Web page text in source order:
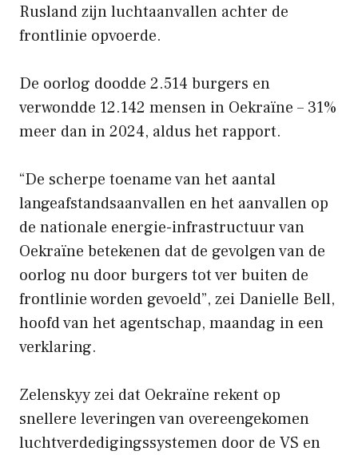
Rusland zijn luchtaanvallen achter de
frontlinie opvoerde.
De oorlog doodde 2.514 burgers en
verwondde 12.142 mensen in Oekraïne – 31%
meer dan in 2024, aldus het rapport.
“De scherpe toename van het aantal
langeafstandsaanvallen en het aanvallen op
de nationale energie-infrastructuur van
Oekraïne betekenen dat de gevolgen van de
oorlog nu door burgers tot ver buiten de
frontlinie worden gevoeld”, zei Danielle Bell,
hoofd van het agentschap, maandag in een
verklaring.
Zelenskyy zei dat Oekraïne rekent op
snellere leveringen van overeengekomen
luchtverdedigingssystemen door de VS en